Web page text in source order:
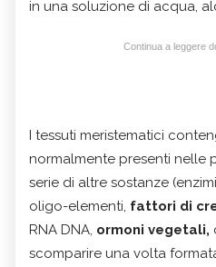
in una soluzione di acqua,
Continua a leggere
I tessuti meristematici
normalmente presenti nelle
serie di altre sostanze
oligo-elementi, fattori di
RNA DNA, ormoni vegetali,
scomparire una volta